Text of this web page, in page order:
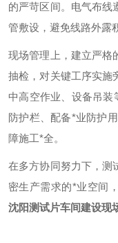
的严苛区间。电气布线
管敷设，避免线路外露
现场管理上，建立严格
抽检，对关键工序实施
中高空作业、设备吊装
防护栏、配备*业防护
障施工*全。
在多方协同努力下，测
密生产需求的*业空间
沈阳测试片车间建设现